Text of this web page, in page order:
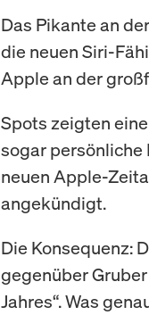
Das Pikante an
die neuen Siri-
Apple an der
Spots zeigten
sogar persönliche
neuen Apple-
angekündigt.
Die Konsequenz:
gegenüber
Jahres“. Was